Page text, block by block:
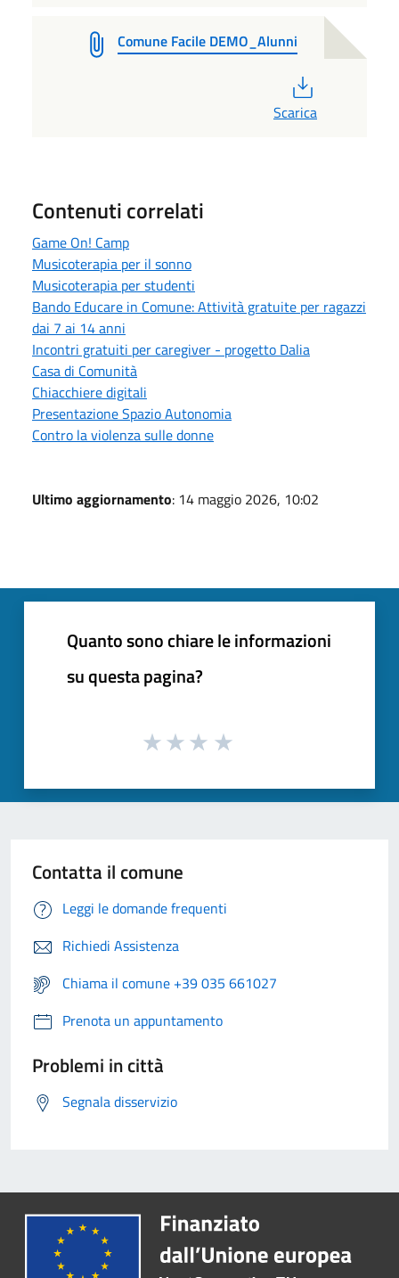
Comune Facile DEMO_Alunni
Scarica
Contenuti correlati
Game On! Camp
Musicoterapia per il sonno
Musicoterapia per studenti
Bando Educare in Comune: Attività gratuite per ragazzi
dai 7 ai 14 anni
Incontri gratuiti per caregiver - progetto Dalia
Casa di Comunità
Chiacchiere digitali
Presentazione Spazio Autonomia
Contro la violenza sulle donne
Ultimo aggiornamento: 14 maggio 2026, 10:02
Quanto sono chiare le informazioni
su questa pagina?
Contatta il comune
Leggi le domande frequenti
Richiedi Assistenza
Chiama il comune +39 035 661027
Prenota un appuntamento
Problemi in città
Segnala disservizio